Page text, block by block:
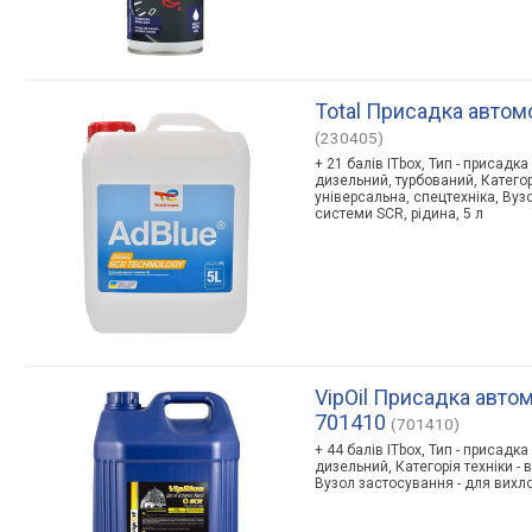
Total Присадка
(230405)
+ 21 балів ITbox, Тип -
дизельний, турбований,
універсальна, спецтехніка,
системи SCR, рідина, 5 л
VipOil Присадка
701410 (701410)
+ 44 балів ITbox, Тип -
дизельний, Категорія техніки -
Вузол застосування - для